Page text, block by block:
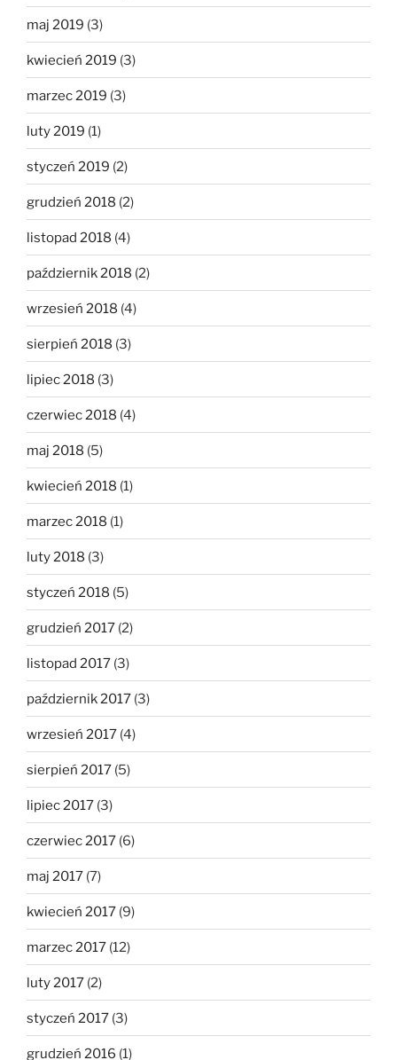
maj 2019 (3)
kwiecień 2019 (3)
marzec 2019 (3)
luty 2019 (1)
styczeń 2019 (2)
grudzień 2018 (2)
listopad 2018 (4)
październik 2018 (2)
wrzesień 2018 (4)
sierpień 2018 (3)
lipiec 2018 (3)
czerwiec 2018 (4)
maj 2018 (5)
kwiecień 2018 (1)
marzec 2018 (1)
luty 2018 (3)
styczeń 2018 (5)
grudzień 2017 (2)
listopad 2017 (3)
październik 2017 (3)
wrzesień 2017 (4)
sierpień 2017 (5)
lipiec 2017 (3)
czerwiec 2017 (6)
maj 2017 (7)
kwiecień 2017 (9)
marzec 2017 (12)
luty 2017 (2)
styczeń 2017 (3)
grudzień 2016 (1)